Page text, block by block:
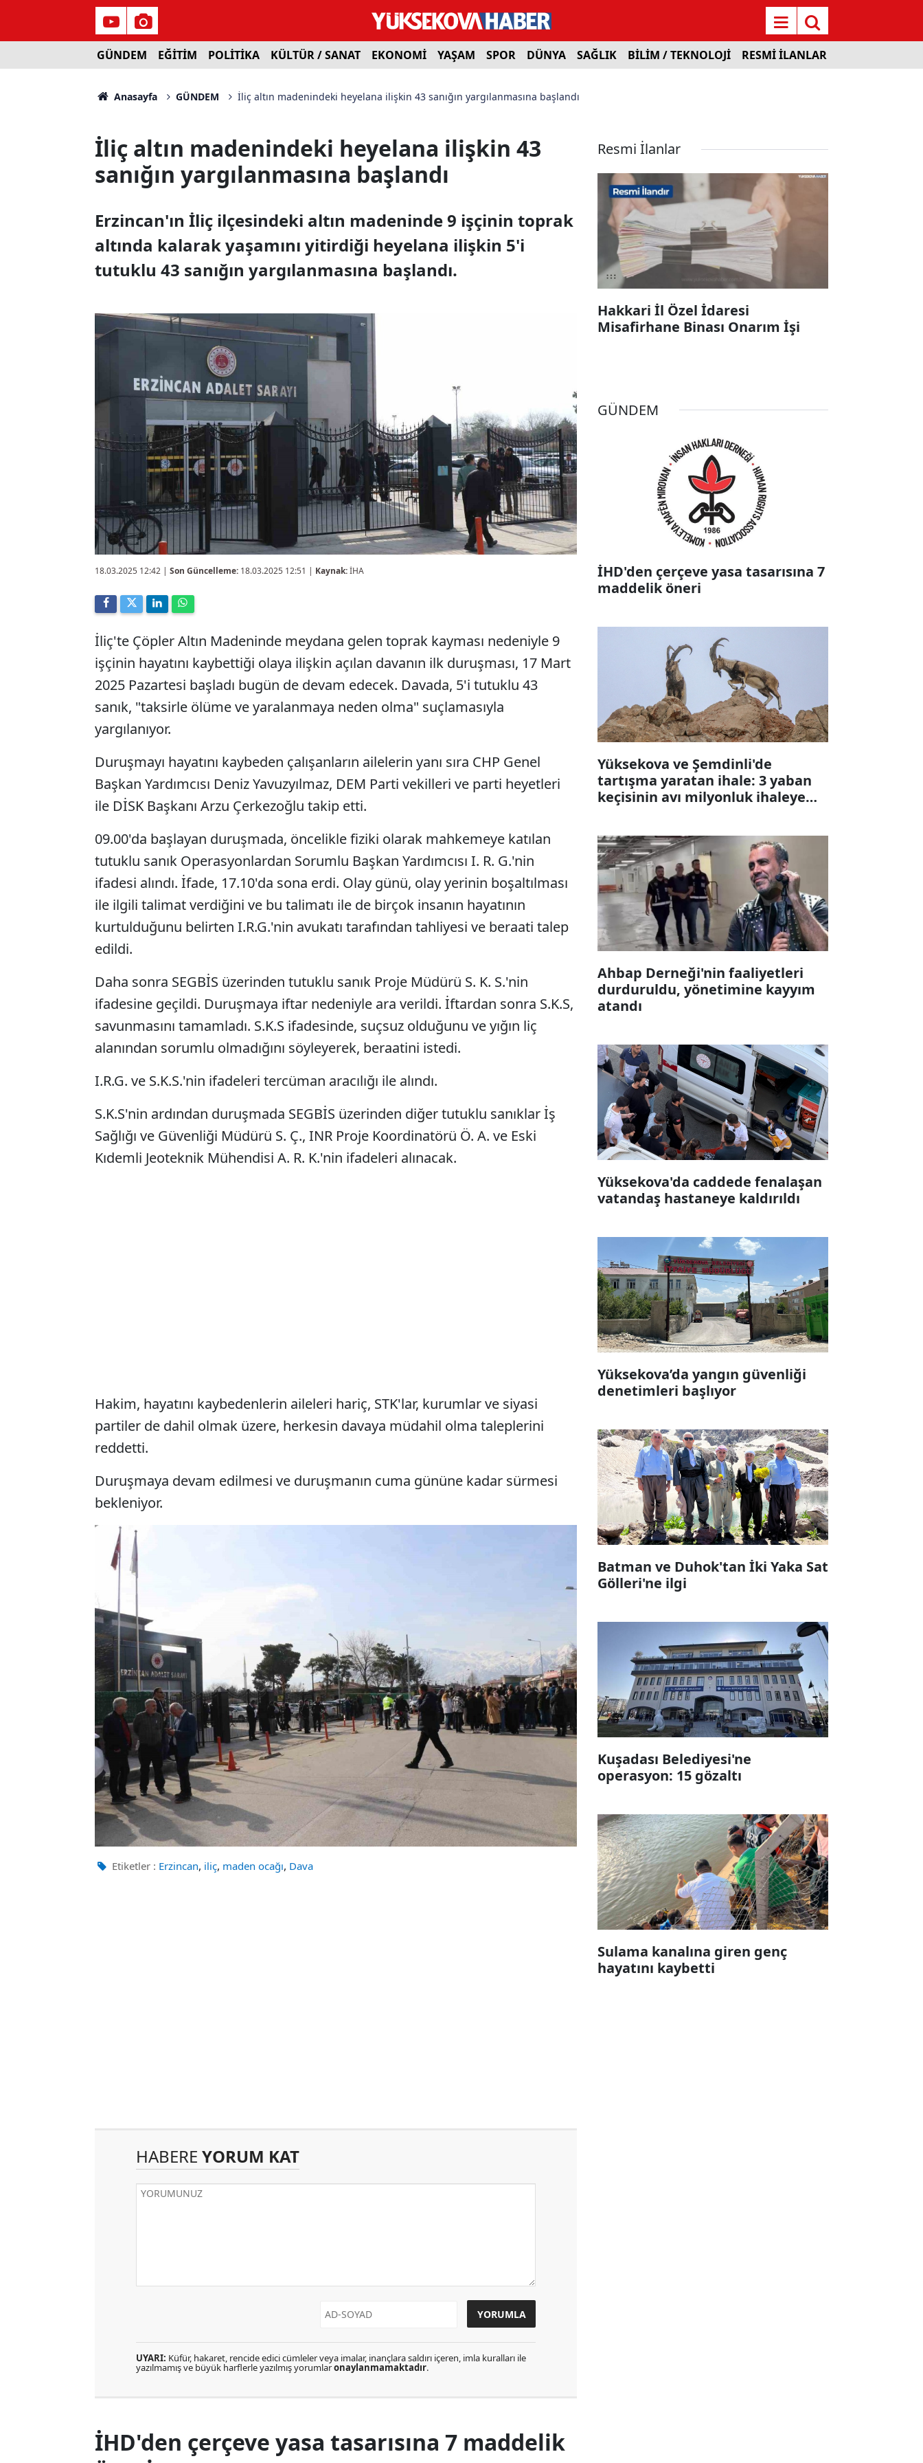
GÜNDEM EĞİTİM POLİTİKA KÜLTÜR / SANAT EKONOMİ YAŞAM SPOR DÜNYA SAĞLIK BİLİM / TEKNOLOJİ RESMİ İLANLAR
Anasayfa GÜNDEM İliç altın madenindeki heyelana ilişkin 43 sanığın yargılanmasına başlandı
İliç altın madenindeki heyelana ilişkin 43
sanığın yargılanmasına başlandı
Erzincan'ın İliç ilçesindeki altın madeninde 9 işçinin toprak
altında kalarak yaşamını yitirdiği heyelana ilişkin 5'i
tutuklu 43 sanığın yargılanmasına başlandı.
18.03.2025 12:42 | Son Güncelleme: 18.03.2025 12:51 | Kaynak:İHA
İliç'te Çöpler Altın Madeninde meydana gelen toprak kayması nedeniyle 9
işçinin hayatını kaybettiği olaya ilişkin açılan davanın ilk duruşması, 17 Mart
2025 Pazartesi başladı bugün de devam edecek. Davada, 5'i tutuklu 43
sanık, "taksirle ölüme ve yaralanmaya neden olma" suçlamasıyla
yargılanıyor.
Duruşmayı hayatını kaybeden çalışanların ailelerin yanı sıra CHP Genel
Başkan Yardımcısı Deniz Yavuzyılmaz, DEM Parti vekilleri ve parti heyetleri
ile DİSK Başkanı Arzu Çerkezoğlu takip etti.
09.00'da başlayan duruşmada, öncelikle fiziki olarak mahkemeye katılan
tutuklu sanık Operasyonlardan Sorumlu Başkan Yardımcısı I. R. G.'nin
ifadesi alındı. İfade, 17.10'da sona erdi. Olay günü, olay yerinin boşaltılması
ile ilgili talimat verdiğini ve bu talimatı ile de birçok insanın hayatının
kurtulduğunu belirten I.R.G.'nin avukatı tarafından tahliyesi ve beraati talep
edildi.
Daha sonra SEGBİS üzerinden tutuklu sanık Proje Müdürü S. K. S.'nin
ifadesine geçildi. Duruşmaya iftar nedeniyle ara verildi. İftardan sonra S.K.S,
savunmasını tamamladı. S.K.S ifadesinde, suçsuz olduğunu ve yığın liç
alanından sorumlu olmadığını söyleyerek, beraatini istedi.
I.R.G. ve S.K.S.'nin ifadeleri tercüman aracılığı ile alındı.
S.K.S'nin ardından duruşmada SEGBİS üzerinden diğer tutuklu sanıklar İş
Sağlığı ve Güvenliği Müdürü S. Ç., INR Proje Koordinatörü Ö. A. ve Eski
Kıdemli Jeoteknik Mühendisi A. R. K.'nin ifadeleri alınacak.
Hakim, hayatını kaybedenlerin aileleri hariç, STK'lar, kurumlar ve siyasi
partiler de dahil olmak üzere, herkesin davaya müdahil olma taleplerini
reddetti.
Duruşmaya devam edilmesi ve duruşmanın cuma gününe kadar sürmesi
bekleniyor.
Etiketler : Erzincan, iliç, maden ocağı, Dava
HABERE YORUM KAT
UYARI: Küfür, hakaret, rencide edici cümleler veya imalar, inançlara saldırı içeren, imla kuralları ile
yazılmamış ve büyük harflerle yazılmış yorumlaronaylanmamaktadır.
İHD'den çerçeve yasa tasarısına 7 maddelik
Resmi İlanlar
Hakkari İl Özel İdaresi
Misafirhane Binası Onarım İşi
GÜNDEM
İHD'den çerçeve yasa tasarısına 7
maddelik öneri
Yüksekova ve Şemdinli'de
tartışma yaratan ihale: 3 yaban
keçisinin avı milyonluk ihaleye
Ahbap Derneği'nin faaliyetleri
durduruldu, yönetimine kayyım
atandı
Yüksekova'da caddede fenalaşan
vatandaş hastaneye kaldırıldı
Yüksekova’da yangın güvenliği
denetimleri başlıyor
Batman ve Duhok'tan İki Yaka Sat
Gölleri'ne ilgi
Kuşadası Belediyesi'ne
operasyon: 15 gözaltı
Sulama kanalına giren genç
hayatını kaybetti